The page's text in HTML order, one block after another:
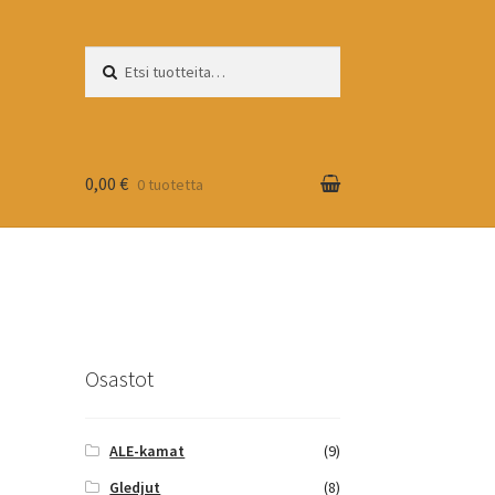
Haku
0,00 € 0 tuotetta
Osastot
ALE-kamat
(9)
Gledjut
(8)